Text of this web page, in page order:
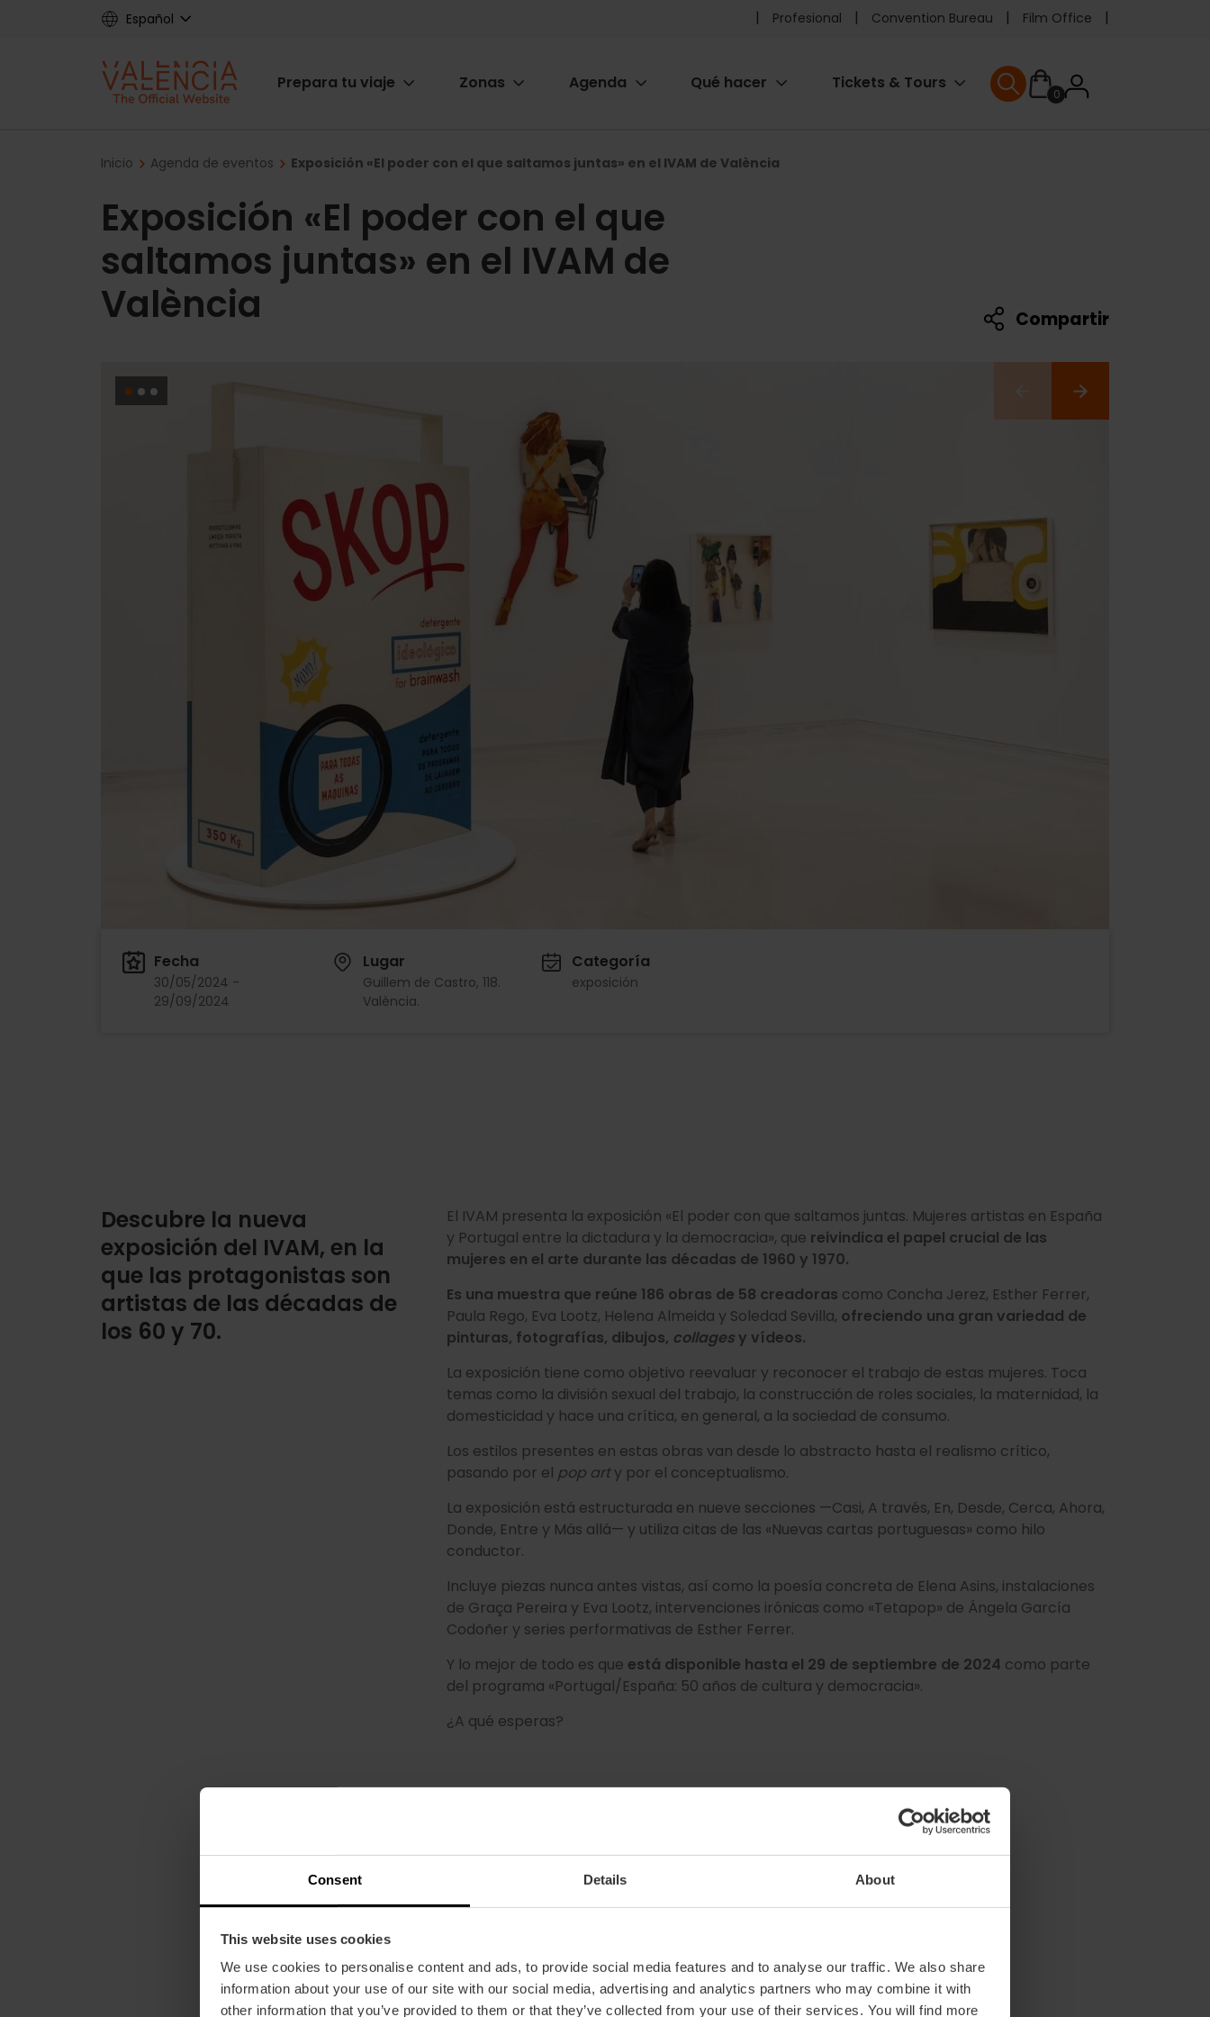
Consent Details About
This website uses cookies
We use cookies to personalise content and ads, to provide social media features and to analyse our traffic. We also share
information about your use of our site with our social media, advertising and analytics partners who may combine it with
other information that you’ve provided to them or that they’ve collected from your use of their services. You will find more
Español
Pre
header
Profesional Convention Bureau Film Office
Main
Prepara tu viaje Zonas Agenda Qué hacer Tickets & Tours
0User
User menu
Breadcrumb
Inicio Agenda de eventos Exposición «El poder con el que saltamos juntas» en el IVAM de València
Exposición «El poder con el que
saltamos juntas» en el IVAM de
València
Compartir
Fecha
30/05/2024 -
29/09/2024
Lugar
Guillem de Castro, 118.
València.
Categoría
exposición
Descubre la nueva
exposición del IVAM, en la
que las protagonistas son
artistas de las décadas de
los 60 y 70.
El IVAM presenta la exposición «El poder con que saltamos juntas. Mujeres artistas en España
y Portugal entre la dictadura y la democracia», que reivindica el papel crucial de las
mujeres en el arte durante las décadas de 1960 y 1970.
Es una muestra que reúne 186 obras de 58 creadoras como Concha Jerez, Esther Ferrer,
Paula Rego, Eva Lootz, Helena Almeida y Soledad Sevilla, ofreciendo una gran variedad de
pinturas, fotografías, dibujos, collagesy vídeos.
La exposición tiene como objetivo reevaluar y reconocer el trabajo de estas mujeres. Toca
temas como la división sexual del trabajo, la construcción de roles sociales, la maternidad, la
domesticidad y hace una crítica, en general, a la sociedad de consumo.
Los estilos presentes en estas obras van desde lo abstracto hasta el realismo crítico,
pasando por el pop arty por el conceptualismo.
La exposición está estructurada en nueve secciones —Casi, A través, En, Desde, Cerca, Ahora,
Donde, Entre y Más allá— y utiliza citas de las «Nuevas cartas portuguesas» como hilo
conductor.
Incluye piezas nunca antes vistas, así como la poesía concreta de Elena Asins, instalaciones
de Graça Pereira y Eva Lootz, intervenciones irónicas como «Tetapop» de Ángela García
Codoñer y series performativas de Esther Ferrer.
Y lo mejor de todo es que está disponible hasta el 29 de septiembre de 2024 como parte
del programa «Portugal/España: 50 años de cultura y democracia».
¿A qué esperas?